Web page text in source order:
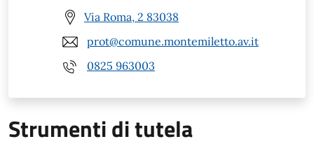
Via Roma, 2 83038
prot@comune.montemiletto.av.it
0825 963003
Strumenti di tutela